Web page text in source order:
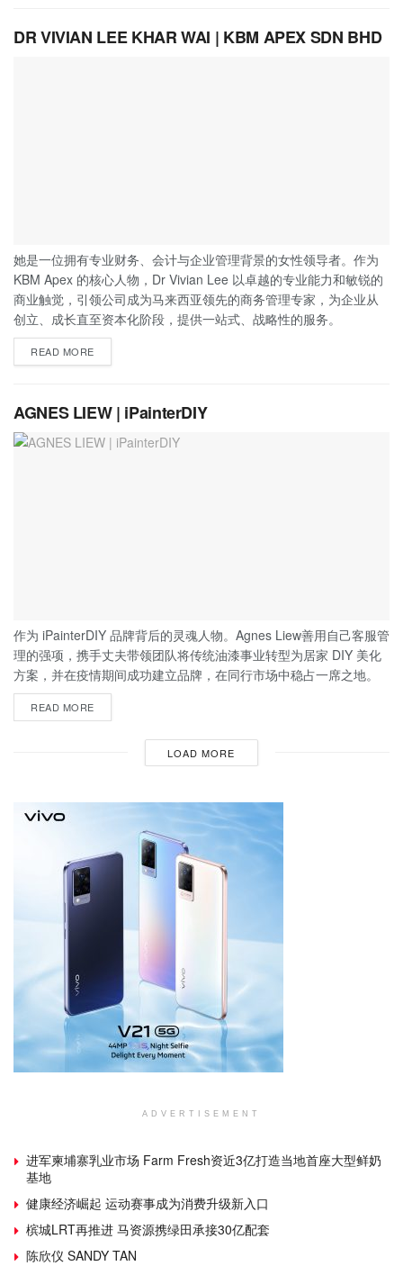
DR VIVIAN LEE KHAR WAI | KBM APEX SDN BHD
她是一位拥有专业财务、会计与企业管理背景的女性领导者。作为
KBM Apex 的核心人物，Dr Vivian Lee 以卓越的专业能力和敏锐的
商业触觉，引领公司成为马来西亚领先的商务管理专家，为企业从
创立、成长直至资本化阶段，提供一站式、战略性的服务。
READ MORE
AGNES LIEW | iPainterDIY
作为 iPainterDIY 品牌背后的灵魂人物。Agnes Liew善用自己客服管
理的强项，携手丈夫带领团队将传统油漆事业转型为居家 DIY 美化
方案，并在疫情期间成功建立品牌，在同行市场中稳占一席之地。
READ MORE
LOAD MORE
ADVERTISEMENT
进军柬埔寨乳业市场 Farm Fresh资近3亿打造当地首座大型鲜奶
基地
健康经济崛起 运动赛事成为消费升级新入口
槟城LRT再推进 马资源携绿田承接30亿配套
陈欣仪 SANDY TAN